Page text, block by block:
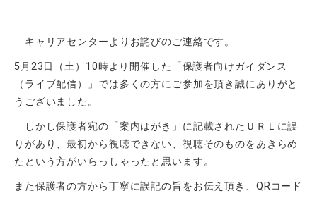
キャリアセンターよりお詫びのご連絡です。
5月 23日（土） 10時より開催した「保護者向けガイダンス
（ライブ配信）」では多くの方にご参加を頂き誠にありがと
うございました。
しかし保護者宛の「案内はがき」に記載されたＵＲＬに誤
りがあり、最初から視聴できない、視聴そのものをあきらめ
たという方がいらっしゃったと思います。
また保護者の方から丁寧に誤記の旨をお伝え頂き、 QRコード